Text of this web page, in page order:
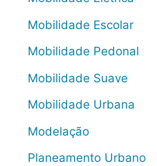
Mobilidade Escolar
Mobilidade Pedonal
Mobilidade Suave
Mobilidade Urbana
Modelação
Planeamento Urbano